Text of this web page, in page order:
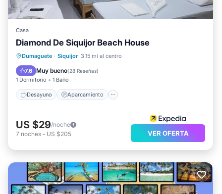
Casa
Diamond De Siquijor Beach House
Dumaguete · Siquijor 3.15 mi al centro
7.6 Muy bueno(28 Reseñas)
1 Dormitorio 1 Baño
Desayuno Aparcamiento
Desayuno
Aparcamiento
Balcón/Terraza
US $29/noche
7 noches - US $205 VER OFERTA